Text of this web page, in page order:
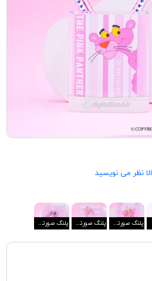
نظر می نویسید
پلنگ صورتی 1 پلنگ صورتی 2 پلنگ صورتی 3